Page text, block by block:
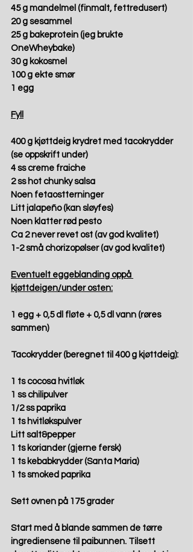
45 g mandelmel (finmalt, fettredusert)
20 g sesammel
25 g bakeprotein (jeg brukte
OneWheybake)
30 g kokosmel
100 g ekte smør
1 egg
Fyll
400 g kjøttdeig krydret med tacokrydder
(se oppskrift under)
4 ss creme fraiche
2 ss hot chunky salsa
Noen fetaostterninger
Litt jalapeño (kan sløyfes)
Noen klatter rød pesto
Ca 2 never revet ost (av god kvalitet)
1-2 små chorizopølser (av god kvalitet)
Eventuelt eggeblanding oppå
kjøttdeigen/under osten:
1 egg + 0,5 dl fløte + 0,5 dl vann (røres
sammen)
Tacokrydder (beregnet til 400 g kjøttdeig):
1 ts cocosa hvitløk
1 ss chilipulver
1/2 ss paprika
1 ts hvitløkspulver
Litt salt&pepper
1 ts koriander (gjerne fersk)
1 ts kebabkrydder (Santa Maria)
1 ts smoked paprika
Sett ovnen på 175 grader
Start med å blande sammen de tørre
ingrediensene til paibunnen. Tilsett